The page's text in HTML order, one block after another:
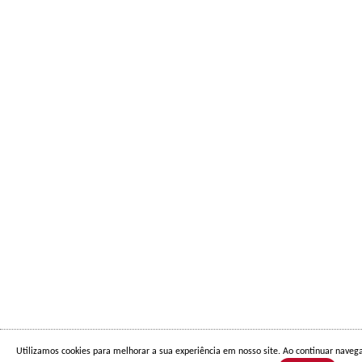
Utilizamos cookies para melhorar a sua experiência em nosso site. Ao continuar